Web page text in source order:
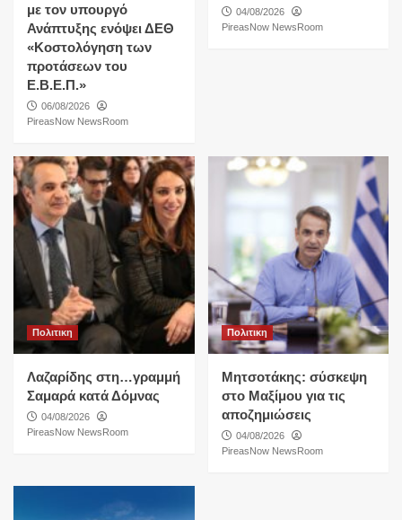
με τον υπουργό
Ανάπτυξης ενόψει ΔΕΘ
«Κοστολόγηση των
προτάσεων του
Ε.Β.Ε.Π.»
06/08/2026
PireasNow NewsRoom
04/08/2026
PireasNow NewsRoom
Πολιτικη
Λαζαρίδης στη…γραμμή
Σαμαρά κατά Δόμνας
04/08/2026
PireasNow NewsRoom
Πολιτικη
Μητσοτάκης: σύσκεψη
στο Μαξίμου για τις
αποζημιώσεις
04/08/2026
PireasNow NewsRoom